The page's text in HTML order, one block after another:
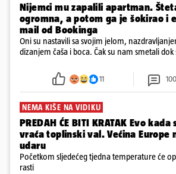
Nijemci mu zapalili apartman.
ogromna, a potom ga je šokirao i
mail od Bookinga
Oni su nastavili sa svojim jelom,
dizanjem čaša i boca. Čak su nam smetali dok
požar, rekao je vlasnik
11 100
NEMA KIŠE NA VIDIKU
PREDAH ĆE BITI KRATAK Evo kada
vraća toplinski val. Većina Europe
udaru
Početkom sljedećeg tjedna temperature će
rasti